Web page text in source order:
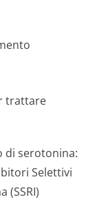
trattare
di serotonina:
Selettivi
(SSRI)